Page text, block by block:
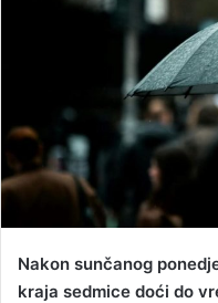
e
a
i
l
Nakon sunčanog
kraja sedmice doći do